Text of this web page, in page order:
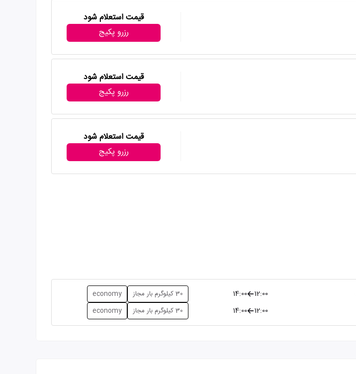
قیمت استعلام شود
رزرو پکیج
قیمت استعلام شود
رزرو پکیج
قیمت استعلام شود
رزرو پکیج
12:00
14:00 30 کیلوگرم بار مجاز economy
12:00
14:00 30 کیلوگرم بار مجاز economy